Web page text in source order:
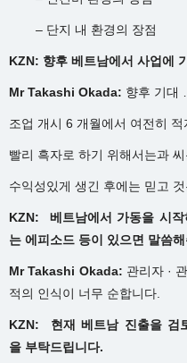
– 단지 내 환경의 장점
KZN: 향후 베트남에서 사업에
Mr Takashi Okada: 향후 기대
조업 개시 6 개월에서 여전히 적
빨리 흑자로 하기 위해서는과
수익성있게 생긴 후에는 믿고
KZN: 베트남에서 가동을시작
는 에피소드 등이 있으면 말씀
Mr Takashi Okada: 관리자 ·
적의 인식이 너무 순합니다.
KZN: 현재베트남 진출을 검
을 부탁드립니다.